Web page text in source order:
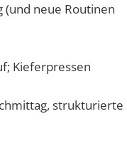
(und neue Routinen
Kieferpressen
strukturierte